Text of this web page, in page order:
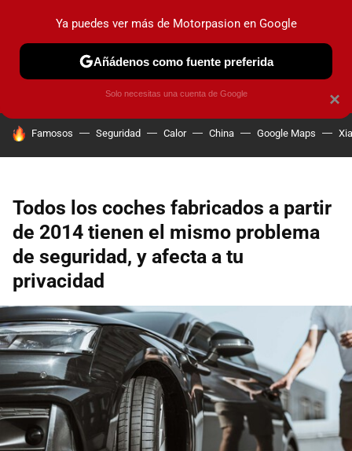
PRUEBAS COCHES ELÉCTRICOS OBSERVATORIO
HOY SE HABLA DE
Famosos Seguridad Calor China Google Maps
Todos los coches fabricados a partir
de 2014 tienen el mismo problema
de seguridad, y afecta a tu
privacidad
×
Ya puedes ver más de Motorpasion en Google
Añádenos como fuente preferida
Solo necesitas una cuenta de Google